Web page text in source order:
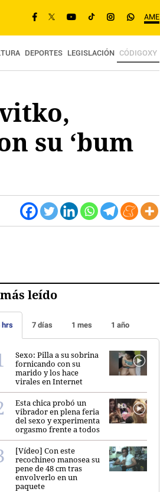
AME
DEPORTES LEGISLACIÓN CÓDIGOXY
su ‘bum
leído
hrs 7 días 1 mes 1 año
Sexo: Pilla a su sobrina
fornicando con su
marido y los hace
virales en Internet
Esta chica probó un
vibrador en plena feria
del sexo y experimenta
orgasmo frente a todos
[Vídeo] Con este
recochineo manosea su
pene de 48 cm tras
envolverlo en un
paquete